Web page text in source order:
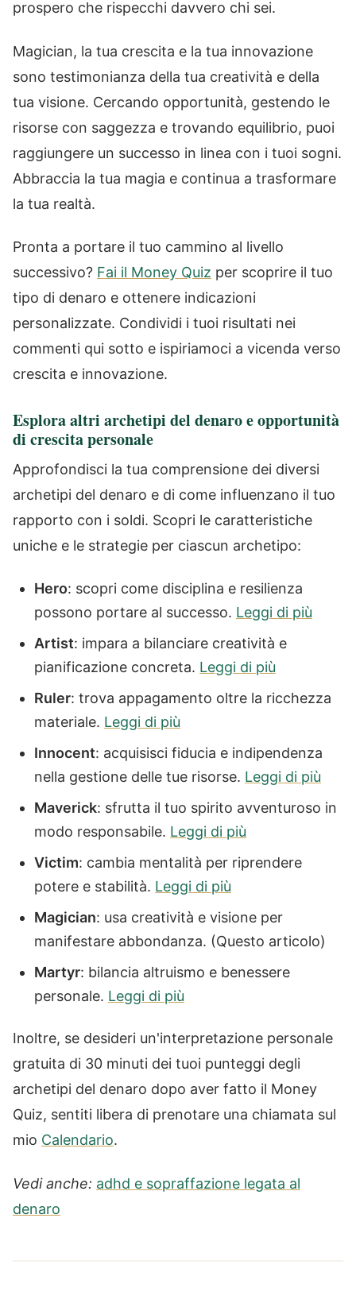
prospero che rispecchi davvero chi sei.
Magician, la tua crescita e la tua innovazione
sono testimonianza della tua creatività e della
tua visione. Cercando opportunità, gestendo le
risorse con saggezza e trovando equilibrio, puoi
raggiungere un successo in linea con i tuoi sogni.
Abbraccia la tua magia e continua a trasformare
la tua realtà.
Pronta a portare il tuo cammino al livello
successivo? Fai il Money Quiz per scoprire il tuo
tipo di denaro e ottenere indicazioni
personalizzate. Condividi i tuoi risultati nei
commenti qui sotto e ispiriamoci a vicenda verso
crescita e innovazione.
Esplora altri archetipi del denaro e opportunità
di crescita personale
Approfondisci la tua comprensione dei diversi
archetipi del denaro e di come influenzano il tuo
rapporto con i soldi. Scopri le caratteristiche
uniche e le strategie per ciascun archetipo:
Hero: scopri come disciplina e resilienza
possono portare al successo. Leggi di più
Artist: impara a bilanciare creatività e
pianificazione concreta. Leggi di più
Ruler: trova appagamento oltre la ricchezza
materiale. Leggi di più
Innocent: acquisisci fiducia e indipendenza
nella gestione delle tue risorse. Leggi di più
Maverick: sfrutta il tuo spirito avventuroso in
modo responsabile. Leggi di più
Victim: cambia mentalità per riprendere
potere e stabilità. Leggi di più
Magician: usa creatività e visione per
manifestare abbondanza. (Questo articolo)
Martyr: bilancia altruismo e benessere
personale. Leggi di più
Inoltre, se desideri un'interpretazione personale
gratuita di 30 minuti dei tuoi punteggi degli
archetipi del denaro dopo aver fatto il Money
Quiz, sentiti libera di prenotare una chiamata sul
mio Calendario.
Vedi anche: adhd e sopraffazione legata al
denaro